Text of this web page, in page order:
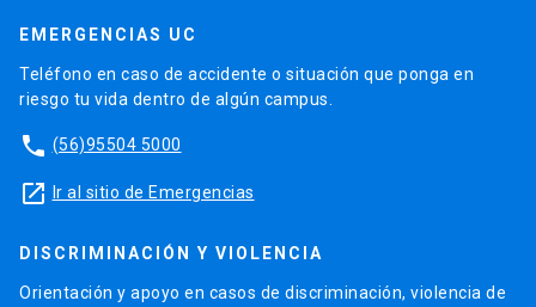
EMERGENCIAS UC
Teléfono en caso de accidente o situación que ponga en
riesgo tu vida dentro de algún campus.
phone (56)95504 5000
launch Ir al sitio de Emergencias
DISCRIMINACIÓN Y VIOLENCIA
Orientación y apoyo en casos de discriminación, violencia de